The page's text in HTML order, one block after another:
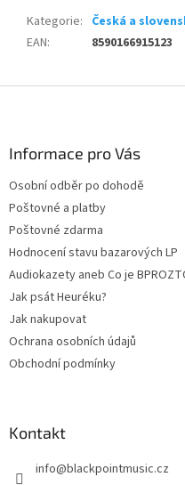
Kategorie: Česká a
EAN: 8590166915123
Informace pro Vás
Osobní odběr po dohodě
Poštovné a platby
Poštovné zdarma
Hodnocení stavu bazarových LP
Audiokazety aneb Co je
Jak psát Heuréku?
Jak nakupovat
Ochrana osobních údajů
Obchodní podmínky
Kontakt
info@blackpointmusic.cz